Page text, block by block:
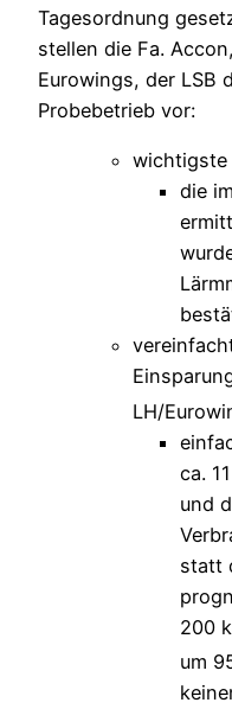
Tagesordnung
stellen die Fa.
Eurowings, der LSB
Probebetrieb vor:
wichtigste
die
LH/
ca.
und
statt
200
um